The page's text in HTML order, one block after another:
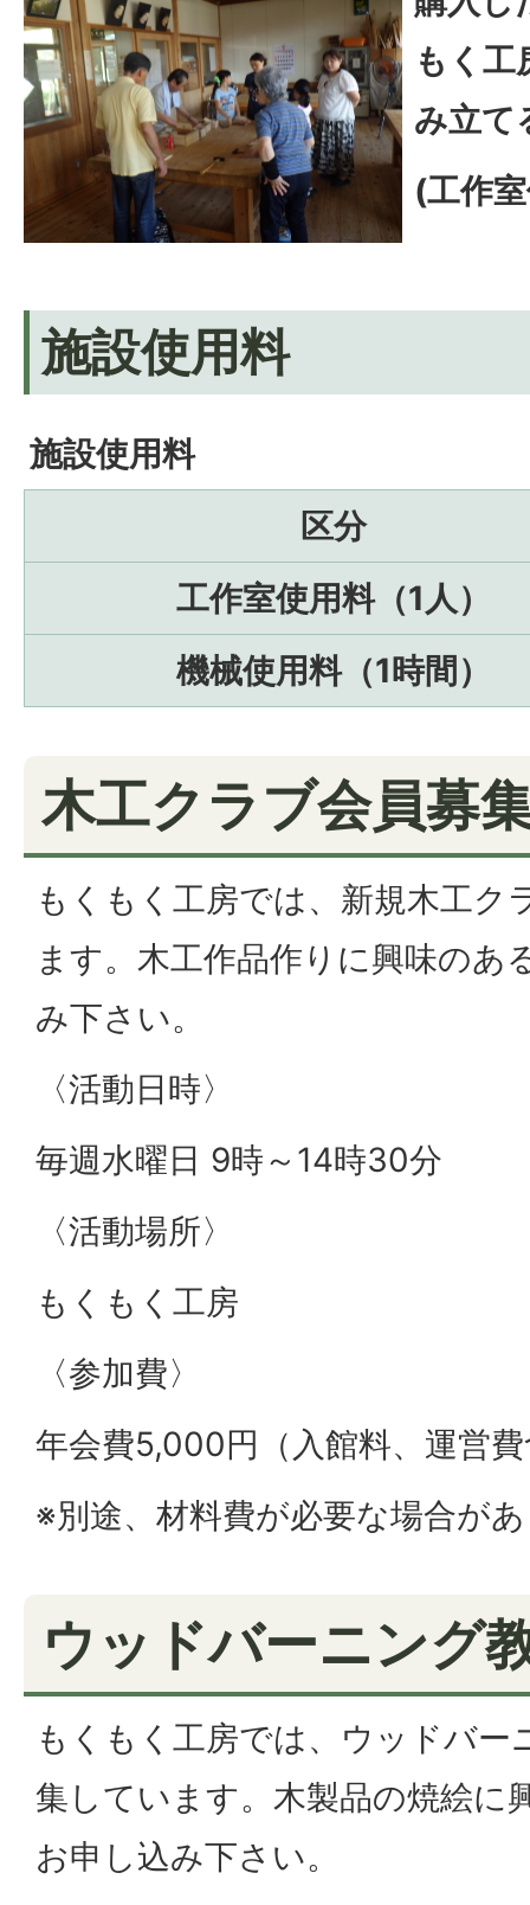
もく工
み立て
(工作
施設使用料
施設使用料
区分
工作室使用料（1人）
機械使用料（1時間）
木工クラブ会員募
もくもく工房では、新規木工ク
ます。木工作品作りに興味のあ
み下さい。
〈活動日時〉
毎週水曜日 9時～14時30分
〈活動場所〉
もくもく工房
〈参加費〉
年会費5,000円（入館料、運営
※別途、材料費が必要な場合が
ウッドバーニング
もくもく工房では、ウッドバー
集しています。木製品の焼絵に
お申し込み下さい。